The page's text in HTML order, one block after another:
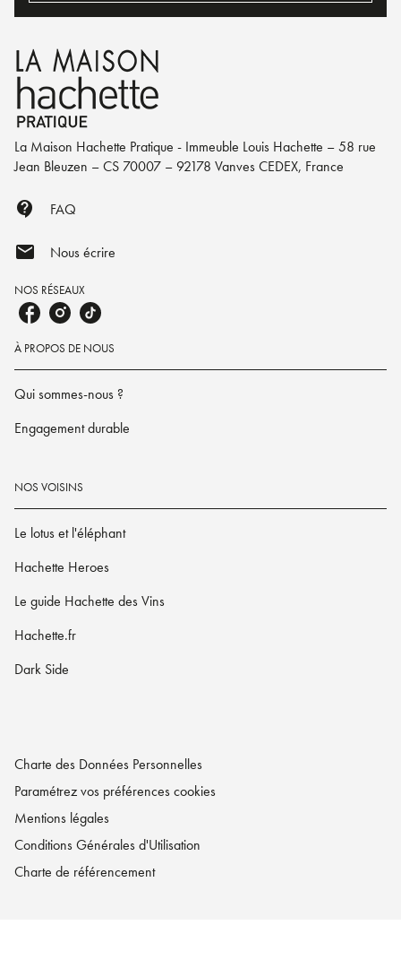
La Maison Hachette Pratique - Immeuble Louis Hachette – 58 rue
Jean Bleuzen – CS 70007 – 92178 Vanves CEDEX, France
contact_support FAQ
mail Nous écrire
NOS RÉSEAUX
À PROPOS DE NOUS
Qui sommes-nous ?
Engagement durable
NOS VOISINS
Le lotus et l'éléphant
Hachette Heroes
Le guide Hachette des Vins
Hachette.fr
Dark Side
Charte des Données Personnelles
Paramétrez vos préférences cookies
Mentions légales
Conditions Générales d'Utilisation
Charte de référencement